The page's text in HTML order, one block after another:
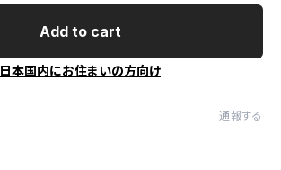
Add to cart
日本国内にお住まいの方向け
通報する